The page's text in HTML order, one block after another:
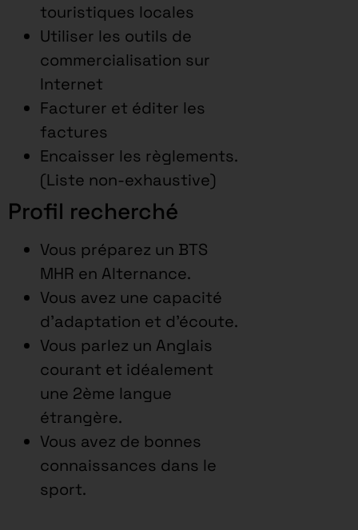
touristiques locales
Utiliser les outils de
commercialisation sur
Internet
Facturer et éditer les
factures
Encaisser les règlements.
(Liste non-exhaustive)
Profil recherché
Vous préparez un BTS
MHR en Alternance.
Vous avez une capacité
d’adaptation et d’écoute.
Vous parlez un Anglais
courant et idéalement
une 2ème langue
étrangère.
Vous avez de bonnes
connaissances dans le
sport.